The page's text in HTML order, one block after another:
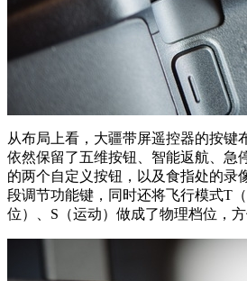
从布局上看，大疆带屏遥控器的按键
依然保留了五维按钮、智能返航、急
的两个自定义按钮，以及食指处的录
段调节功能键，同时还将飞行模式T
位）、S（运动）做成了物理档位，方